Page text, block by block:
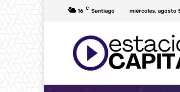
16 C Santiago miércoles, agosto